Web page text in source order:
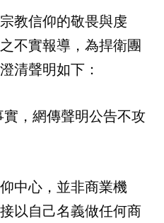
教信仰的敬畏與虔
不實報導，為捍衛團
清聲明如下：
，網傳聲明公告不攻
中心，並非商業機
以自己名義做任何商